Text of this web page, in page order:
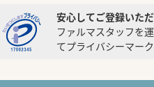
安心してご登録いた
ファルマスタッフを
てプライバシーマー